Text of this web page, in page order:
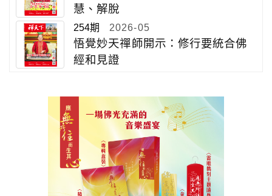
慧、解脫
254期 2026-05
悟覺妙天禪師開示：修行要統合佛
經和見證